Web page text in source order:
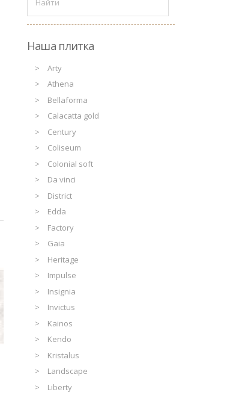
Наша плитка
Arty
Athena
Bellaforma
Calacatta gold
Century
Coliseum
Colonial soft
Da vinci
District
Edda
Factory
Gaia
Heritage
Impulse
Insignia
Invictus
Kainos
Kendo
Kristalus
Landscape
Liberty